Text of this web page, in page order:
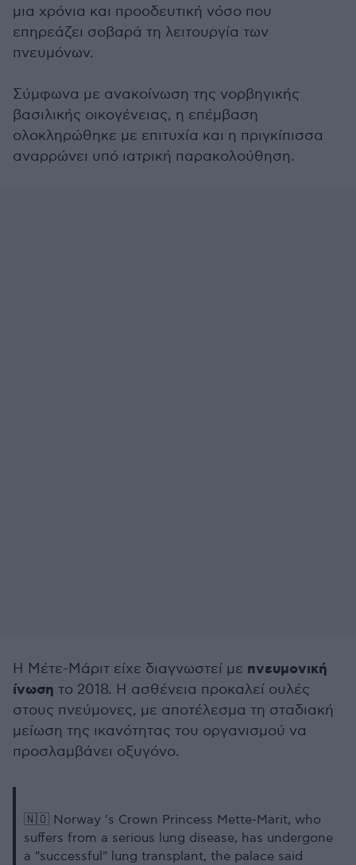
μια χρόνια και προοδευτική νόσο που
επηρεάζει σοβαρά τη λειτουργία των
πνευμόνων.
Σύμφωνα με ανακοίνωση της νορβηγικής
βασιλικής οικογένειας, η επέμβαση
ολοκληρώθηκε με επιτυχία και η πριγκίπισσα
αναρρώνει υπό ιατρική παρακολούθηση.
Η Μέτε-Μάριτ είχε διαγνωστεί με πνευμονική
ίνωση το 2018. Η ασθένεια προκαλεί ουλές
στους πνεύμονες, με αποτέλεσμα τη σταδιακή
μείωση της ικανότητας του οργανισμού να
προσλαμβάνει οξυγόνο.
🇳🇴 Norway 's Crown Princess Mette-Marit, who
suffers from a serious lung disease, has undergone
a "successful" lung transplant, the palace said